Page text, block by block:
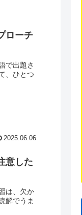
ローチ
で出題さ
、ひとつ
2025.06.06
意した
は、欠か
解でうま